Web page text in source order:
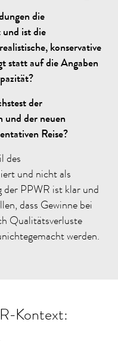
die
ist die
konservative
statt auf die Angaben
der
und der neuen
Reise?
des
und nicht als
der PPWR ist klar und
dass Gewinne bei
Qualitätsverluste
werden.
Kontext: